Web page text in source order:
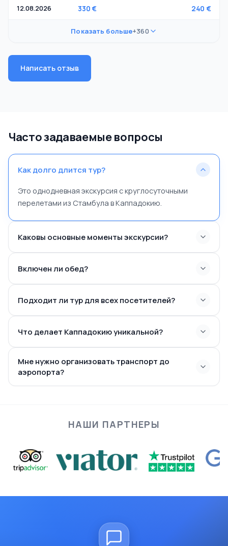
12.08.2026 330 € 240 €
Показать больше+360
Написать отзыв
Часто задаваемые вопросы
Как долго длится тур?
Это однодневная экскурсия с круглосуточными
перелетами из Стамбула в Каппадокию.
Каковы основные моменты экскурсии?
феерические дымоходы и пещерные дома.
Подземный город Каймаклы: Исследуйте туннели,
Долина Ихлара: Прогулка вдоль реки и осмотр
вырезанных в скалах церквей.
Обед в Белисырме: Насладитесь местной кухней у
вырезанный в скале монастырь Каппадокии.
Включен ли обед?
Подходит ли тур для всех посетителей?
Что делает Каппадокию уникальной?
Мне нужно организовать транспорт до
аэропорта?
НАШИ ПАРТНЕРЫ